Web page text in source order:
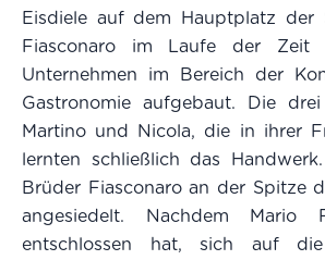
Eisdiele auf dem Hauptplatz der
Fiasconaro im Laufe der Zeit
Unternehmen im Bereich der
Gastronomie aufgebaut. Die
Martino und Nicola, die in ihrer
lernten schließlich das
Brüder Fiasconaro an der Spitze
angesiedelt. Nachdem Mario
entschlossen hat, sich auf